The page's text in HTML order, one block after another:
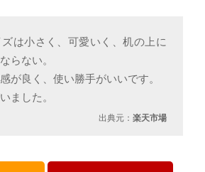
は小さく、可愛いく、机の上に
らない。
が良く、使い勝手がいいです。
ました。
出典元：楽天市場